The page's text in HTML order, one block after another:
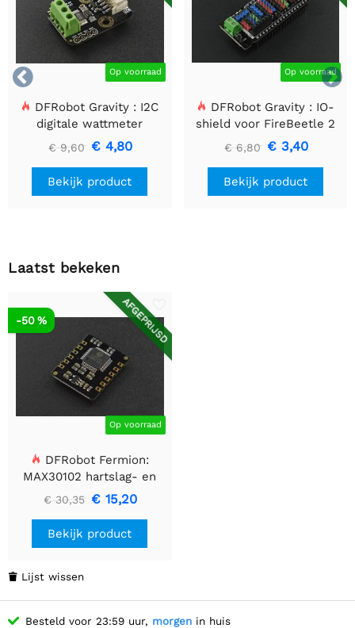

 Op voorraad
DFRobot Gravity : I2C
digitale wattmeter
€ 9,60 € 4,80
Bekijk product
Op voorraad
DFRobot Gravity : IO-
shield voor FireBeetle 2
(ESP32-E/M0)
€ 6,80 € 3,40
Bekijk product
Laatst bekeken
AFGEPRIJSD
Op voorraad
-50 %
DFRobot Fermion:
MAX30102 hartslag- en
oximetersensor V2.0
€ 30,35 € 15,20
Bekijk product
 Lijst wissen
Besteld voor 23:59 uur, morgen in huis